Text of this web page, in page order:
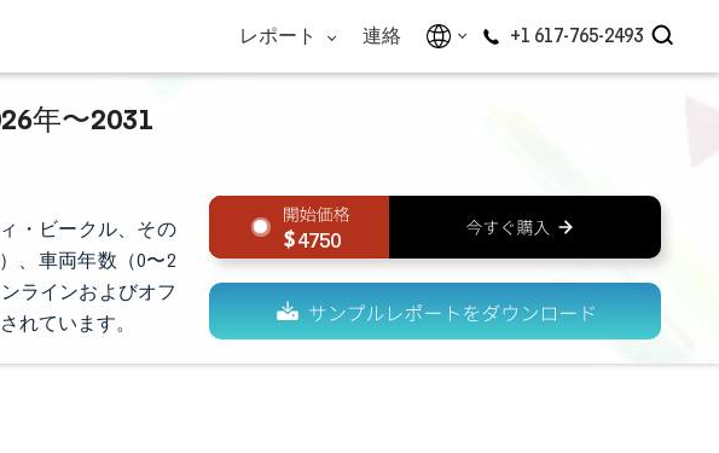
レポート 連絡 +1 617-765-2493
年〜2031
・ビークル、その
、車両年数（0〜2
ラインおよびオフ
れています。
4750